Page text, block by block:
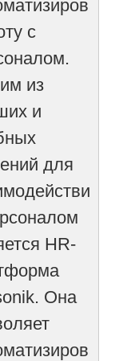
с
из
и
для
HR-
Она